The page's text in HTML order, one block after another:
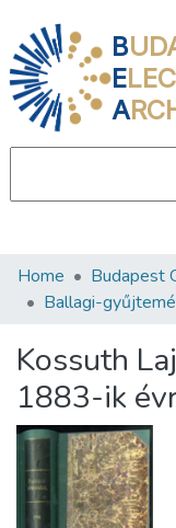
B
E
A
Communities &
Statistics
About us
Home Budapest
Ballagi-
Kossuth
1883-ik